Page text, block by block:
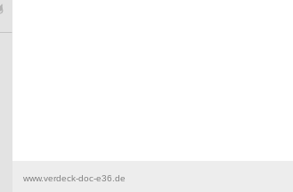
www.verdeck-doc-e36.de